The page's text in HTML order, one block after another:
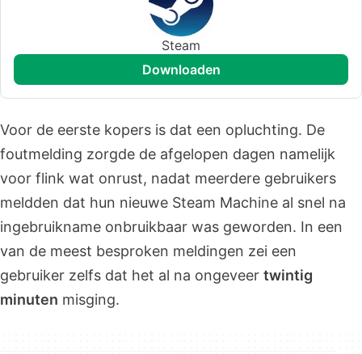
Steam
downloaden
Voor de eerste kopers is dat een opluchting. De
foutmelding zorgde de afgelopen dagen namelijk
voor flink wat onrust, nadat meerdere gebruikers
meldden dat hun nieuwe Steam Machine al snel na
ingebruikname onbruikbaar was geworden. In een
van de meest besproken meldingen zei een
gebruiker zelfs dat het al na ongeveer twintig
minuten misging.